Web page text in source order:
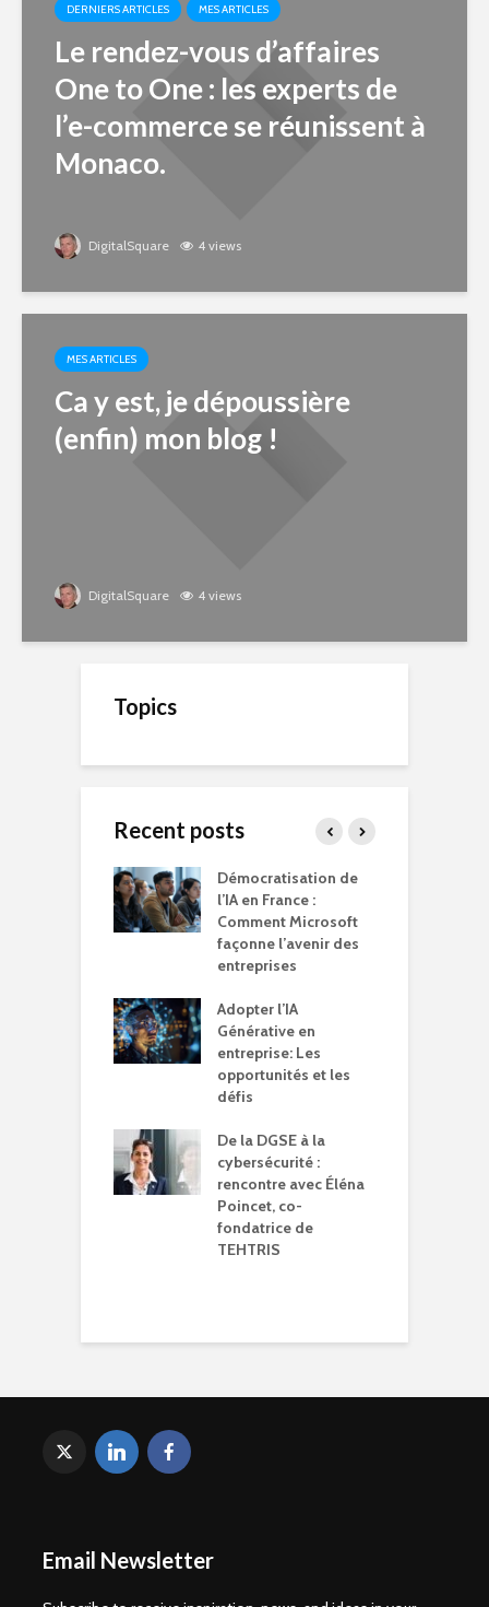
DERNIERS ARTICLES MES ARTICLES
Le rendez-vous d’affaires
One to One : les experts de
l’e-commerce se réunissent à
Monaco.
DigitalSquare 4 views
MES ARTICLES
Ca y est, je dépoussière
(enfin) mon blog !
DigitalSquare 4 views
Topics
Recent posts
Démocratisation de
l’IA en France :
Comment Microsoft
façonne l’avenir des
entreprises
Adopter l’IA
Générative en
entreprise: Les
opportunités et les
défis
De la DGSE à la
cybersécurité :
rencontre avec Éléna
Poincet, co-
fondatrice de
TEHTRIS
Email Newsletter